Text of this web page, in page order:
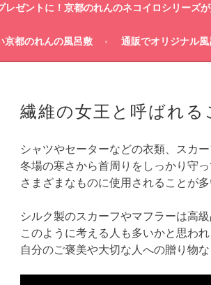
レゼントに！京都のれんのネコイロシリーズ
京都のれんの風呂敷 通販でオリジナル
繊維の女王と呼ばれ
シャツやセーターなどの衣類、スカ
冬場の寒さから首周りをしっかり守
さまざまなものに使用されることが多
シルク製のスカーフやマフラーは高級
このように考える人も多いかと思わ
自分のご褒美や大切な人への贈り物